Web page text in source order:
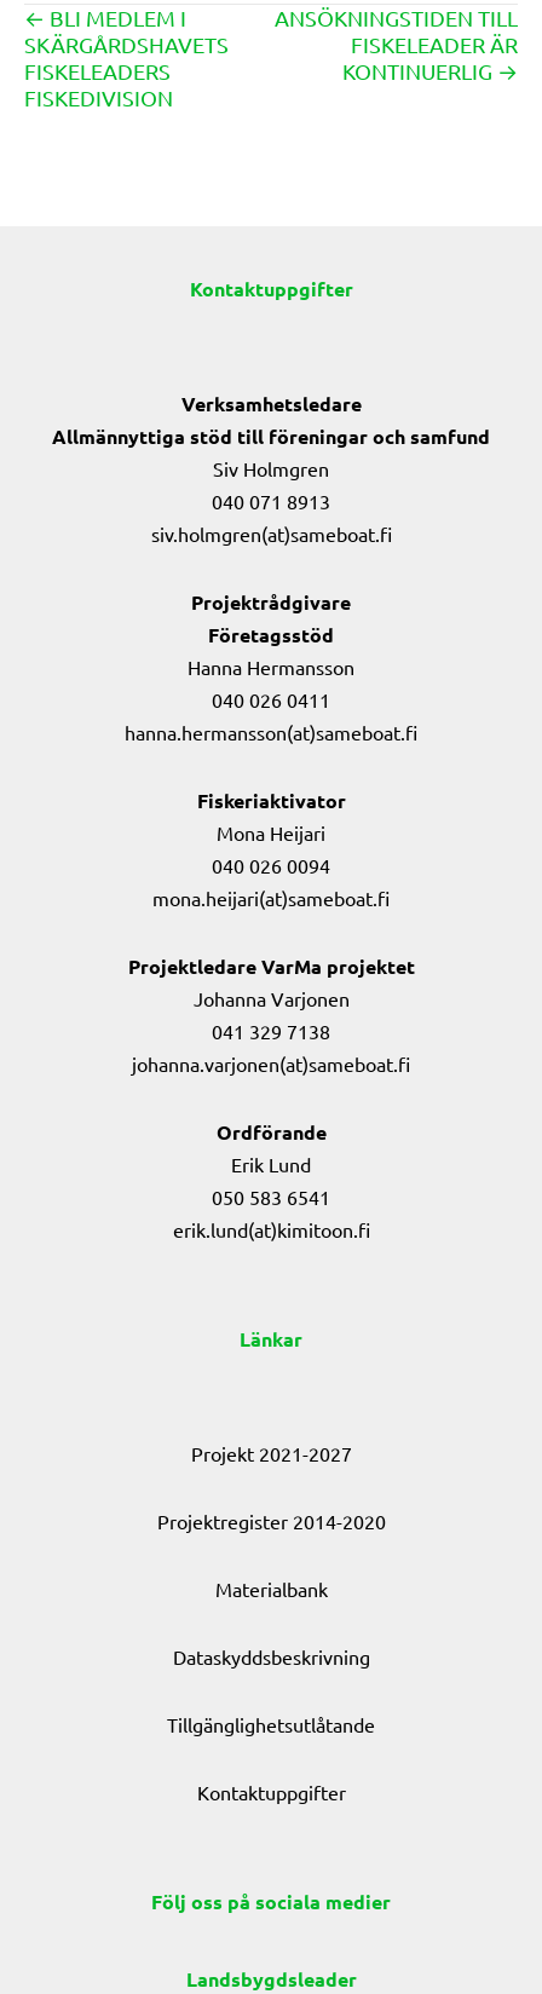
Posts
navigation
← BLI MEDLEM I
SKÄRGÅRDSHAVETS
FISKELEADERS
FISKEDIVISION
ANSÖKNINGSTIDEN TILL
FISKELEADER ÄR
KONTINUERLIG →
Kontaktuppgifter
Verksamhetsledare
Allmännyttiga stöd till föreningar och samfund
Siv Holmgren
040 071 8913
siv.holmgren(at)sameboat.fi
Projektrådgivare
Företagsstöd
Hanna Hermansson
040 026 0411
hanna.hermansson(at)sameboat.fi
Fiskeriaktivator
Mona Heijari
040 026 0094
mona.heijari(at)sameboat.fi
Projektledare VarMa projektet
Johanna Varjonen
041 329 7138
johanna.varjonen(at)sameboat.fi
Ordförande
Erik Lund
050 583 6541
erik.lund(at)kimitoon.fi
Länkar
Projekt 2021-2027
Projektregister 2014-2020
Materialbank
Dataskyddsbeskrivning
Tillgänglighetsutlåtande
Kontaktuppgifter
Följ oss på sociala medier
Landsbygdsleader